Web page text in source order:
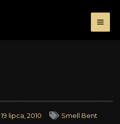
19 lipca, 2010
Smell Bent